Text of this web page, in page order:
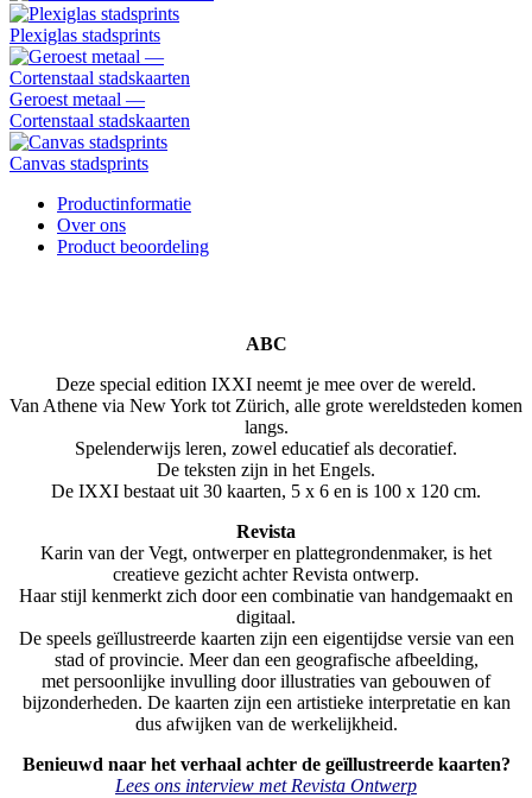
Plexiglas stadsprints
Geroest metaal —
Cortenstaal stadskaarten
Canvas stadsprints
Productinformatie
Over ons
Product beoordeling
ABC
Deze special edition IXXI neemt je mee over de wereld.
Van Athene via New York tot Zürich, alle grote wereldsteden komen
langs.
Spelenderwijs leren, zowel educatief als decoratief.
De teksten zijn in het Engels.
De IXXI bestaat uit 30 kaarten, 5 x 6 en is 100 x 120 cm.
Revista
Karin van der Vegt, ontwerper en plattegrondenmaker, is het
creatieve gezicht achter Revista ontwerp.
Haar stijl kenmerkt zich door een combinatie van hand­gemaakt en
digitaal.
De speels geïllustreerde kaarten zijn een eigentijdse versie van een
stad of provincie. Meer dan een geografische afbeelding,
met persoonlijke invulling door illustraties van gebouwen of
bijzonder­heden. De kaarten zijn een artistieke interpretatie en kan
dus afwijken van de werkelijkheid.
Benieuwd naar het verhaal achter de geïllustreerde kaarten?
Lees ons interview met Revista Ontwerp